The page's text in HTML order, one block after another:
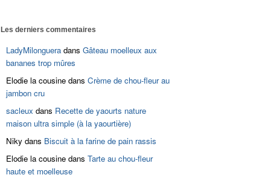
Les derniers commentaires
LadyMilonguera dansGâteau moelleux aux
bananes trop mûres
Elodie la cousine dansCrème de chou-fleur au
jambon cru
sacleux dans Recette de yaourts nature
maison ultra simple (à la yaourtière)
Niky dans Biscuit à la farine de pain rassis
Elodie la cousine dansTarte au chou-fleur
haute et moelleuse